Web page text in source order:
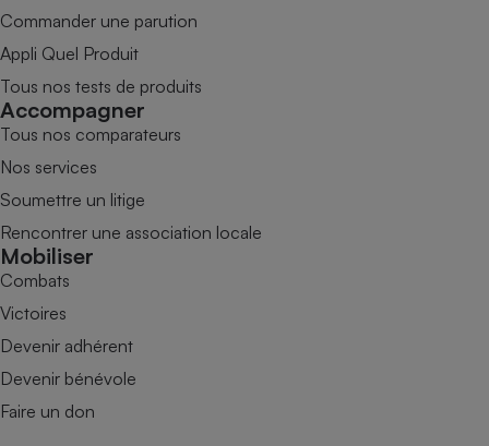
Commander une parution
Appli Quel Produit
Tous nos tests de produits
Accompagner
Tous nos comparateurs
Nos services
Soumettre un litige
Rencontrer une association locale
Mobiliser
Combats
Victoires
Devenir adhérent
Devenir bénévole
Faire un don